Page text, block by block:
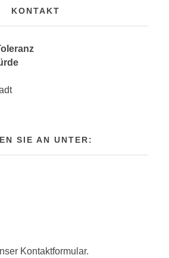
KONTAKT
SIE AN UNTER:
Kontaktformular.